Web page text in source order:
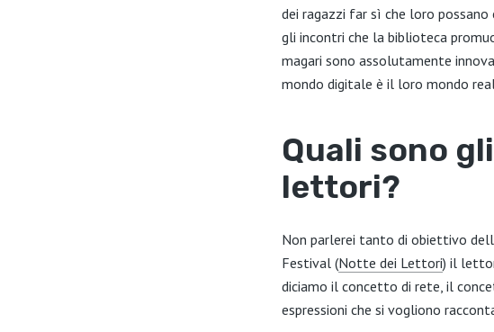
dei ragazzi far sì che loro
gli incontri che la biblioteca
magari sono assolutamente
mondo digitale è il loro mondo
Quali sono
lettori?
Non parlerei tanto di obiettivo
Festival (Notte dei Lettori) il
diciamo il concetto di rete, il
espressioni che si vogliono